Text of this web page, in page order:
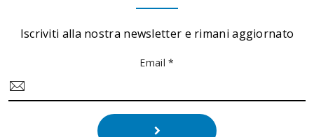
Iscriviti alla nostra newsletter e rimani aggiornato
Email *